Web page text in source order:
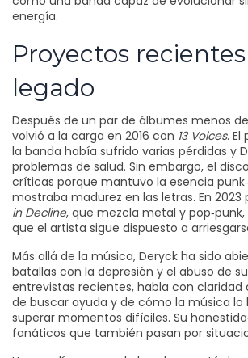
energía.
Proyectos
legado
Después de un par de álbumes menos
volvió a la carga en 2016 con 13 Voices. El
la banda había sufrido varias pérdidas y
problemas de salud. Sin embargo, el
críticas porque mantuvo la esencia
mostraba madurez en las letras. En 2023
in Decline, que mezcla metal y
que el artista sigue dispuesto a
Más allá de la música, Deryck ha sido
batallas con la depresión y el abuso de
entrevistas recientes, habla con claridad
de buscar ayuda y de cómo la música lo
superar momentos difíciles. Su
fanáticos que también pasan por